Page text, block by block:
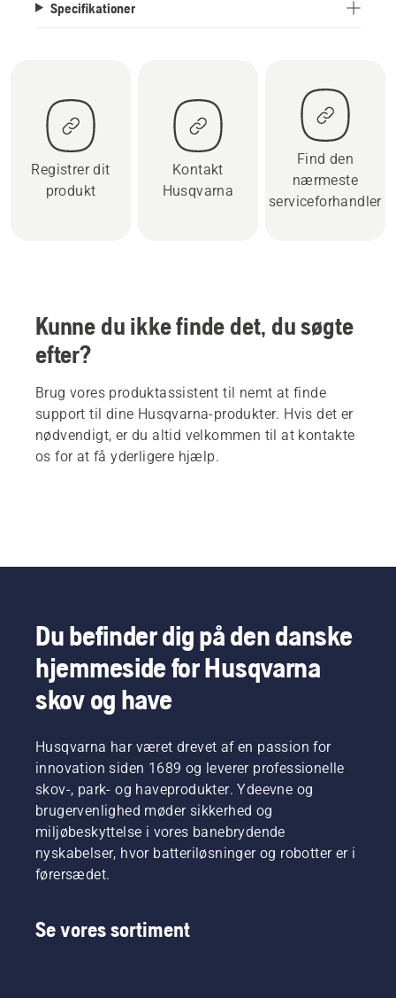
Specifikationer
Registrer dit
produkt
Kontakt
Husqvarna
Find den
nærmeste
serviceforhandler
Kunne du ikke finde det, du søgte
efter?
Brug vores produktassistent til nemt at finde
support til dine Husqvarna-produkter. Hvis det er
nødvendigt, er du altid velkommen til at kontakte
os for at få yderligere hjælp.
Du befinder dig på den danske
hjemmeside for Husqvarna
skov og have
Husqvarna har været drevet af en passion for
innovation siden 1689 og leverer professionelle
skov-, park- og haveprodukter. Ydeevne og
brugervenlighed møder sikkerhed og
miljøbeskyttelse i vores banebrydende
nyskabelser, hvor batteriløsninger og robotter er i
førersædet.
Se vores sortiment